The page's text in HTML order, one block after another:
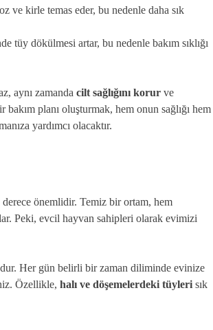
ve kirle temas eder, bu nedenle daha sık
tüy dökülmesi artar, bu nedenle bakım sıklığı
aynı zamanda cilt sağlığını korur ve
planı oluşturmak, hem onun sağlığı hem
yardımcı olacaktır.
derece önemlidir. Temiz bir ortam, hem
Peki, evcil hayvan sahipleri olarak evimizi
Her gün belirli bir zaman diliminde evinize
Özellikle, halı ve döşemelerdeki tüyleri sık